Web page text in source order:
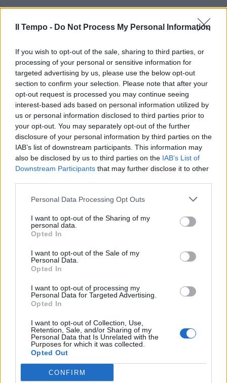
Il Tempo - Do Not Process My Personal Information
If you wish to opt-out of the sale, sharing to third parties, or
processing of your personal or sensitive information for
targeted advertising by us, please use the below opt-out
section to confirm your selection. Please note that after your
opt-out request is processed you may continue seeing
interest-based ads based on personal information utilized by
us or personal information disclosed to third parties prior to
your opt-out. You may separately opt-out of the further
disclosure of your personal information by third parties on the
IAB’s list of downstream participants. This information may
also be disclosed by us to third parties on the IAB’s List of
Downstream Participants that may further disclose it to other
Personal Data Processing Opt Outs
I want to opt-out of the Sharing of my
personal data.
Opted In
I want to opt-out of the Sale of my
Personal Data.
Opted In
I want to opt-out of processing my
Personal Data for Targeted Advertising.
Opted In
I want to opt-out of Collection, Use,
Retention, Sale, and/or Sharing of my
Personal Data that Is Unrelated with the
Purposes for which it was collected.
Opted Out
CONFIRM